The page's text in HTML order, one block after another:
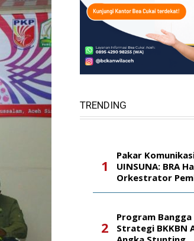
TRENDING
Pakar
UINSUNA: BRA
Orkestrator
Program Bangga
Strategi BKKBN